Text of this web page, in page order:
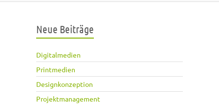
Neue Beiträge
Digitalmedien
Printmedien
Designkonzeption
Projektmanagement